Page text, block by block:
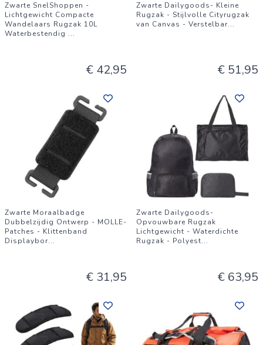
Zwarte SnelShoppen -
Lichtgewicht Compacte
Wandelaars Rugzak 10L
Waterbestendig ...
€ 42,95
Zwarte Dailygoods- Kleine
Rugzak - Stijlvolle Cityrugzak
van Canvas - Verstelbar...
€ 51,95
Zwarte Moraalbadge
Dubbelzijdig Ontwerp - MOLLE-
Patches - Klittenband
Displaybor...
€ 31,95
Zwarte Dailygoods-
Opvouwbare Rugzak
Lichtgewicht - Waterdichte
Rugzak - Polyest...
€ 63,95